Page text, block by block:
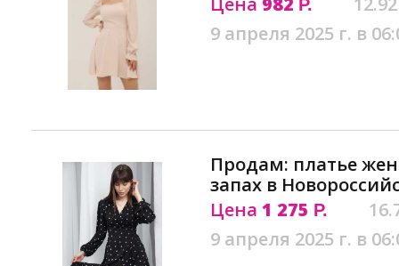
Р.
9 апреля 2025 г. в
Продам: платье
запах в
Цена 1 275 Р.
9 апреля 2025 г. в